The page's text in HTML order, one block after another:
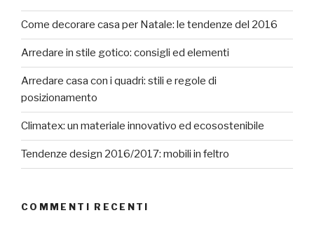
Come decorare casa per Natale: le tendenze del 2016
Arredare in stile gotico: consigli ed elementi
Arredare casa con i quadri: stili e regole di
posizionamento
Climatex: un materiale innovativo ed ecosostenibile
Tendenze design 2016/2017: mobili in feltro
COMMENTI RECENTI